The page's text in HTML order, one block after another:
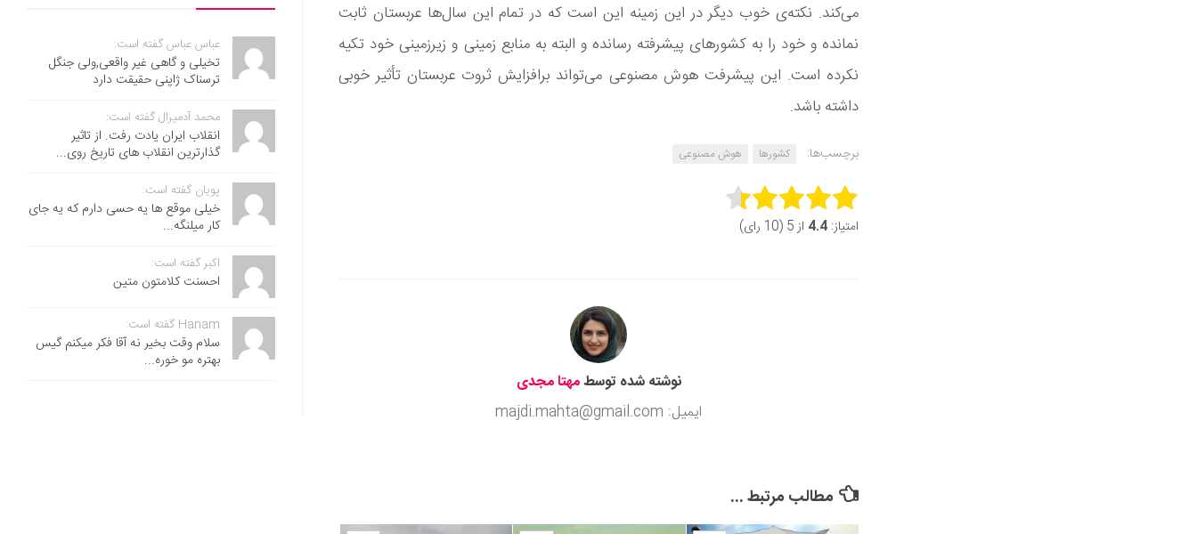
می‌کند. نکته‌ی خوب دیگر در این زمینه این است که در تمام این سال‌ها عربستان ثابت
نمانده و خود را به کشورهای پیشرفته رسانده و البته به منابع زمینی و زیرزمینی خود تکیه
نکرده است. این پیشرفت هوش مصنوعی می‌تواند برافزایش ثروت عربستان تأثیر خوبی
داشته باشد.
برچسب‌ها: کشورها هوش مصنوعی
Rate this item:
امتیاز: 4.4 از 5 (10 رای)
نوشته شده توسطمهتا مجدی
ایمیل: majdi.mahta@gmail.com
مطالب مرتبط ...
عباس عباس گفته است:
تخیلی و گاهی غیر واقعی,ولی جنگل
ترسناک ژاپنی حقیقت دارد
محمد آدمیرال گفته است:
انقلاب ایران یادت رفت. از تاثیر
گذارترین انقلاب های تاریخ روی...
پویان گفته است:
خیلی موقع ها یه حسی دارم که یه جای
کار میلنگه...
اکبر گفته است:
احسنت ‌کلامتون متین
Hanam گفته است:
سلام وقت بخیر نه آقا فکر میکنم گیس
بهتره مو خوره...